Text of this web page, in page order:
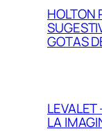
HOLTON
GOTAS
LEVALET
LA